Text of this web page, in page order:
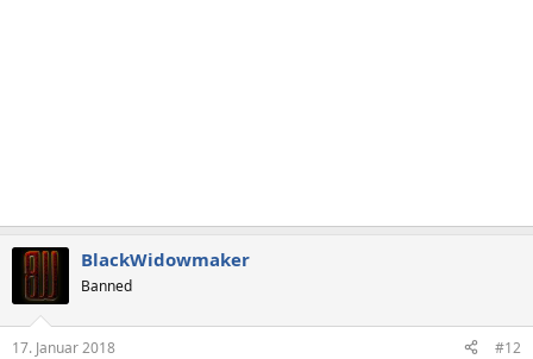
BlackWidowmaker
Banned
17. Januar 2018 #12